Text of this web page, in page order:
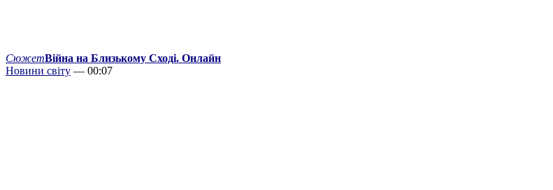
СюжетВійна на Близькому Сході. Онлайн
Новини світу — 00:07